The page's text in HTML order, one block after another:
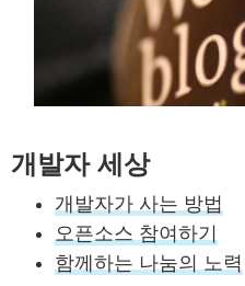
개발자 세상
개발자가 사는 방법
오픈소스 참여하기
함께하는 나눔의 노력